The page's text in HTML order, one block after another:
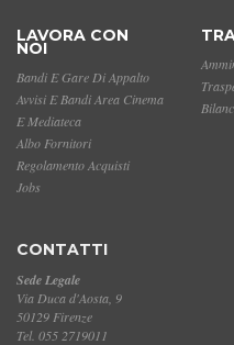
LAVORA CON
NOI
Bandi E Gare Di Appalto
Avvisi E Bandi Area Cinema
E Mediateca
Albo Fornitori
Regolamento Acquisti
Jobs
CONTATTI
Sede Legale
Via Duca d'Aosta, 9
50129 Firenze
Tel. 055 2719011